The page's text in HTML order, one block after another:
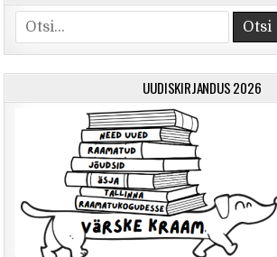
Otsi
UUDISKIRJANDUS 2026